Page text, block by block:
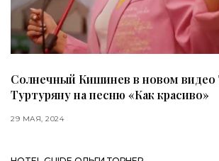
Солнечный Кишинев в новом видео
Туртуряну на песню «Как красиво»
29 МАЯ, 2024